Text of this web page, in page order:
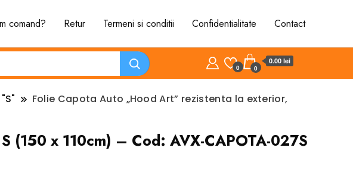
comand? Retur Termeni si conditii Confidentialitate Contact
0 0
0.00 lei
Folie Capota Auto „Hood Art” rezistenta la exterior,
(150 x 110cm) – Cod: AVX-CAPOTA-027S